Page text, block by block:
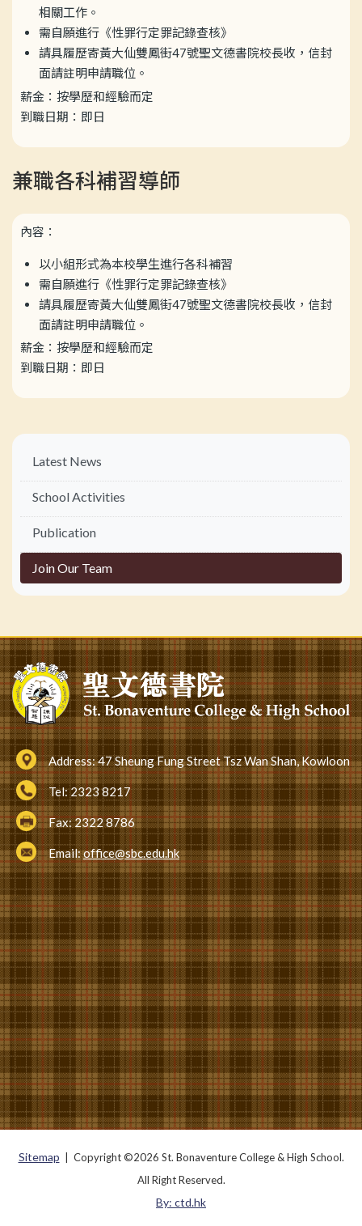
相關工作。
需自願進行《性罪行定罪記錄查核》
請具履歷寄黃大仙雙鳳街47號聖文德書院校長收，信封
面請註明申請職位。
薪金：按學歷和經驗而定
到職日期：即日
兼職各科補習導師
內容：
以小組形式為本校學生進行各科補習
需自願進行《性罪行定罪記錄查核》
請具履歷寄黃大仙雙鳳街47號聖文德書院校長收，信封
面請註明申請職位。
薪金：按學歷和經驗而定
到職日期：即日
Main
navigation
Latest News
School Activities
Publication
Join Our Team
Address:47 Sheung Fung Street Tsz Wan Shan, Kowloon
Tel:2323 8217
Fax:2322 8786
Email:office@sbc.edu.hk
Sitemap | Copyright ©2026 St. Bonaventure College & High School.
All Right Reserved.
By: ctd.hk